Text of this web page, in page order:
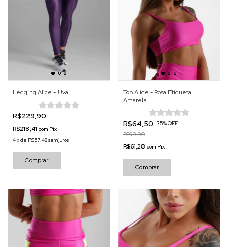
Legging Alice - Uva
R$229,90
R$218,41 com Pix
4xde R$57,48sem juros
Comprar
Top Alice - Rosa Etiqueta
Amarela
R$64,50 -35%OFF
R$99,90
R$61,28 com Pix
Comprar